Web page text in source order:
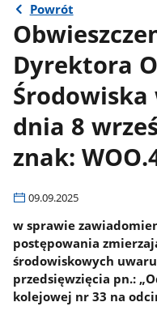
Powrót
Dyrektora
Środowiska
dnia 8
znak:
09.09.2025
w sprawie
postępowania
środowiskowych
przedsięwzięcia pn.:
kolejowej nr 33 na